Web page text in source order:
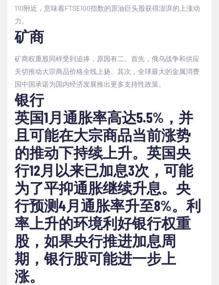
110附近，意味着FTSE100指数的原油巨头股获得澎湃的上涨动
力。
矿商
矿商权重股同样受到追捧，原因有二。首先，俄乌战争和供应
关切推动大宗商品价格全线上扬。其次，全球最大的金属消费
国中国承诺为国内经济发展推出更多支持性政策。
银行
英国1月通胀率高达5.5% ，并
且可能在大宗商品当前涨势
的推动下持续上升。英国央
行12月以来已加息3次，可能
为了平抑通胀继续升息。央
行预测4月通胀率升至8%。利
率上升的环境利好银行权重
股，如果央行推进加息周
期，银行股可能进一步上
涨。